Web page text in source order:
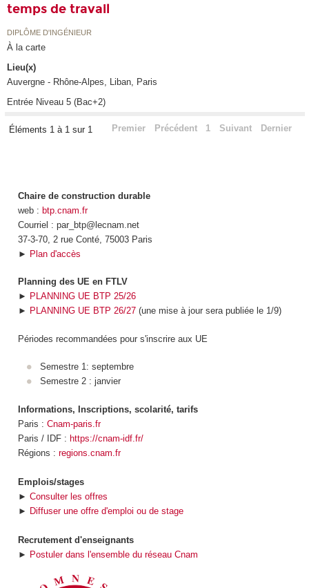
temps de travail
DIPLÔME D'INGÉNIEUR
À la carte
Lieu(x)
Auvergne - Rhône-Alpes, Liban, Paris
Entrée Niveau 5 (Bac+2)
Éléments 1 à 1 sur 1 Premier Précédent 1 Suivant Dernier
Chaire de construction durable
web : btp.cnam.fr
Courriel : par_btp@lecnam.net
37-3-70, 2 rue Conté, 75003 Paris
► Plan d'accès
Planning des UE en FTLV
► PLANNING UE BTP 25/26
► PLANNING UE BTP 26/27(une mise à jour sera publiée le 1/9)
Périodes recommandées pour s'inscrire aux UE
Semestre 1: septembre
Semestre 2 : janvier
Informations, Inscriptions, scolarité, tarifs
Paris : Cnam-paris.fr
Paris / IDF : https://cnam-idf.fr/
Régions : regions.cnam.fr
Emplois/stages
► Consulter les offres
► Diffuser une offre d'emploi ou de stage
Recrutement d'enseignants
► Postuler dans l'ensemble du réseau Cnam